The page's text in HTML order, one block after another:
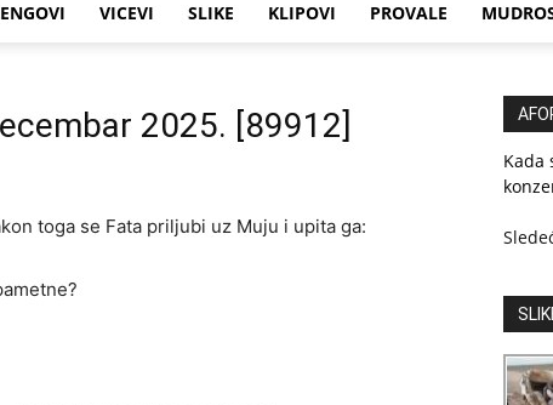
VICEVI SLIKE KLIPOVI PROVALE
2025. [89912]
toga se Fata priljubi uz Muju i upita ga:
Kada